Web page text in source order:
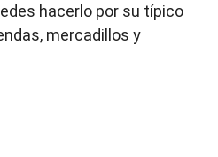
hacerlo por su típico
mercadillos y